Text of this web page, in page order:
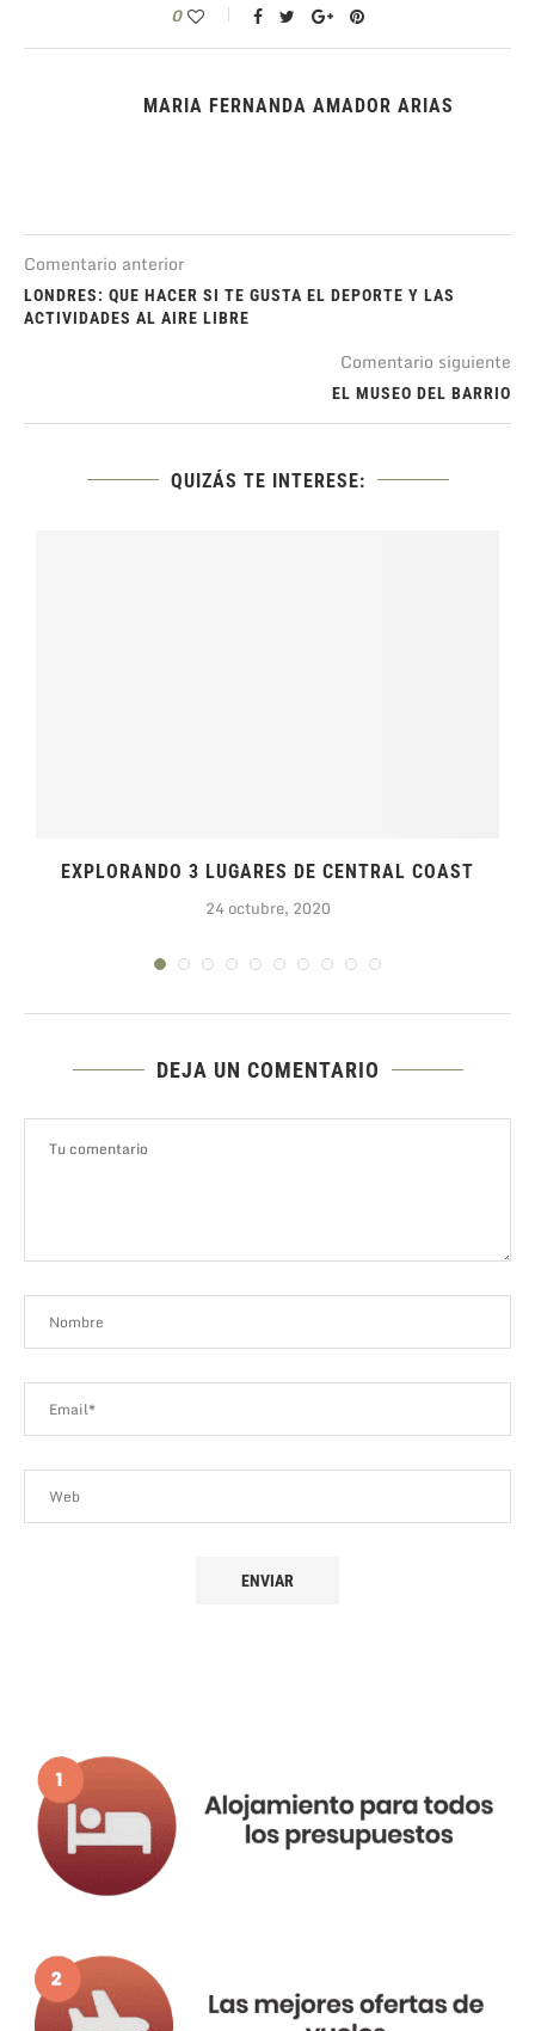
0
MARIA FERNANDA AMADOR ARIAS
Comentario anterior
LONDRES: QUE HACER SI TE GUSTA EL DEPORTE Y LAS
ACTIVIDADES AL AIRE LIBRE
Comentario siguiente
EL MUSEO DEL BARRIO
QUIZÁS TE INTERESE:
EXPLORANDO 3 LUGARES DE CENTRAL COAST
24 octubre, 2020
DEJA UN COMENTARIO